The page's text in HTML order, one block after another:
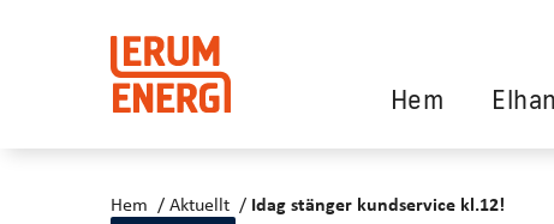
Hem
Hem Aktuellt Idag stänger kundservice kl.12!